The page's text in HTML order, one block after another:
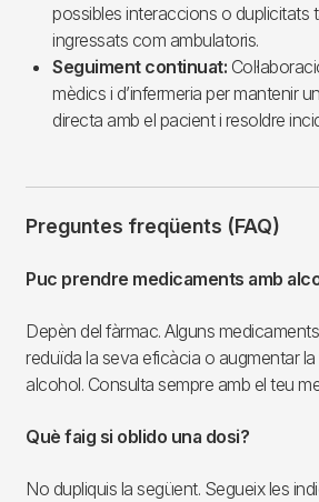
possibles interaccions o duplicitats
ingressats com ambulatoris.
Seguiment continuat:
mèdics i d’infermeria per mantenir
directa amb el pacient i resoldre
Preguntes freqüents (FAQ)
Puc prendre medicaments amb
Depèn del fàrmac. Alguns
reduïda la seva eficàcia o augmentar
alcohol. Consulta sempre amb el teu
Què faig si oblido una dosi?
No dupliquis la següent. Segueix les